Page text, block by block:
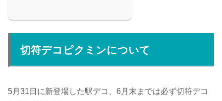
切符デコピクミンについて
5月31日に新登場した駅デコ、6月末までは必ず切符デコ